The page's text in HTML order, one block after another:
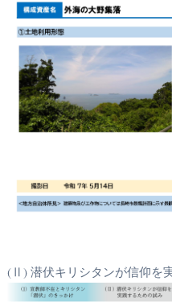
(Ⅱ) 潜伏キリシタンが信仰を